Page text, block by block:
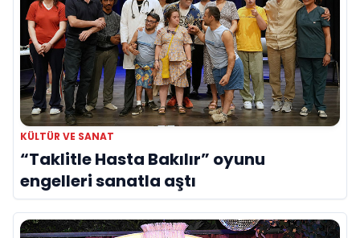
KÜLTÜR VE SANAT
“Taklitle Hasta Bakılır” oyunu
engelleri sanatla aştı